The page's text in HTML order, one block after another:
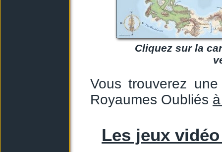
Cliquez sur la
Vous trouverez
Royaumes Oubliés
Les jeux